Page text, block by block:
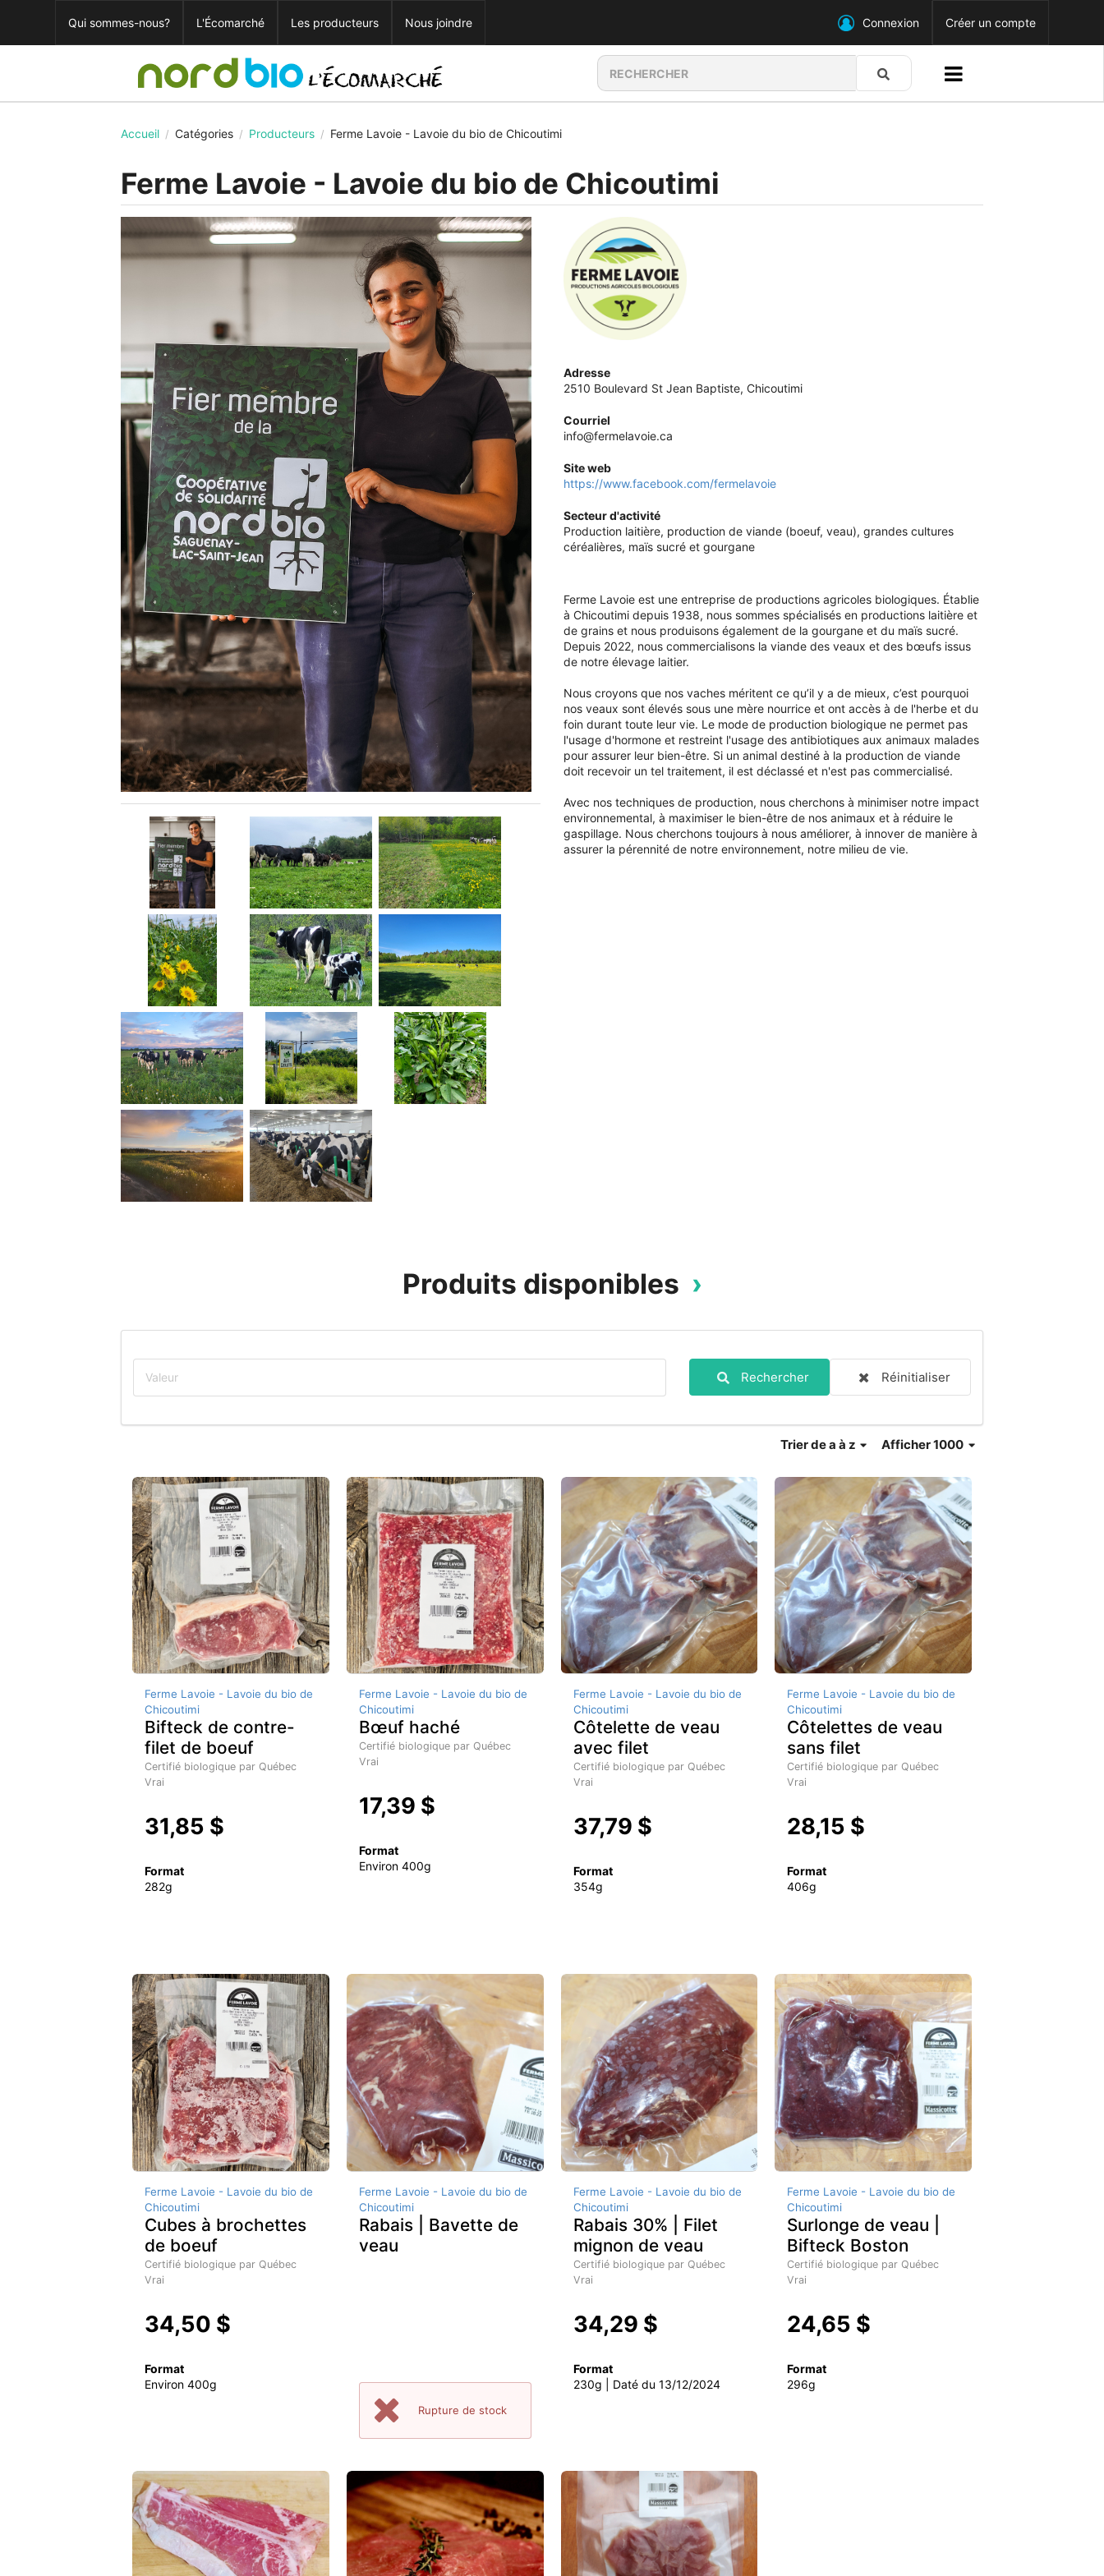
Qui sommes-nous? L'Écomarché Les producteurs Nous joindre Connexion Créer un compte
Accueil / Catégories / Producteurs / Ferme Lavoie - Lavoie du bio de Chicoutimi
Ferme Lavoie - Lavoie du bio de Chicoutimi
Adresse
2510 Boulevard St Jean Baptiste, Chicoutimi
Courriel
info@fermelavoie.ca
Site web
https://www.facebook.com/fermelavoie
Secteur d'activité
Production laitière, production de viande (boeuf, veau), grandes cultures
céréalières, maïs sucré et gourgane
Ferme Lavoie est une entreprise de productions agricoles biologiques. Établie
à Chicoutimi depuis 1938, nous sommes spécialisés en productions laitière et
de grains et nous produisons également de la gourgane et du maïs sucré.
Depuis 2022, nous commercialisons la viande des veaux et des bœufs issus
de notre élevage laitier.
Nous croyons que nos vaches méritent ce qu’il y a de mieux, c’est pourquoi
nos veaux sont élevés sous une mère nourrice et ont accès à de l'herbe et du
foin durant toute leur vie. Le mode de production biologique ne permet pas
l'usage d'hormone et restreint l'usage des antibiotiques aux animaux malades
pour assurer leur bien-être. Si un animal destiné à la production de viande
doit recevoir un tel traitement, il est déclassé et n'est pas commercialisé.
Avec nos techniques de production, nous cherchons à minimiser notre impact
environnemental, à maximiser le bien-être de nos animaux et à réduire le
gaspillage. Nous cherchons toujours à nous améliorer, à innover de manière à
assurer la pérennité de notre environnement, notre milieu de vie.
Produits disponibles
Rechercher Réinitialiser
Afficher 1000
Trierde a à z
Ferme Lavoie - Lavoie du bio de
Chicoutimi
Bifteck de contre-
filet de boeuf
Certifié biologique par Québec
Vrai
31,85 $
Format
282g
Ferme Lavoie - Lavoie du bio de
Chicoutimi
Bœuf haché
Certifié biologique par Québec
Vrai
17,39 $
Format
Environ 400g
Ferme Lavoie - Lavoie du bio de
Chicoutimi
Côtelette de veau
avec filet
Certifié biologique par Québec
Vrai
37,79 $
Format
354g
Ferme Lavoie - Lavoie du bio de
Chicoutimi
Côtelettes de veau
sans filet
Certifié biologique par Québec
Vrai
28,15 $
Format
406g
Ferme Lavoie - Lavoie du bio de
Chicoutimi
Cubes à brochettes
de boeuf
Certifié biologique par Québec
Vrai
34,50 $
Format
Environ 400g
Ferme Lavoie - Lavoie du bio de
Chicoutimi
Rabais | Bavette de
veau
Rupture de stock
Ferme Lavoie - Lavoie du bio de
Chicoutimi
Rabais 30% | Filet
mignon de veau
Certifié biologique par Québec
Vrai
34,29 $
Format
230g | Daté du 13/12/2024
Ferme Lavoie - Lavoie du bio de
Chicoutimi
Surlonge de veau |
Bifteck Boston
Certifié biologique par Québec
Vrai
24,65 $
Format
296g